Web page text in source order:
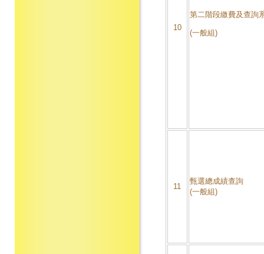
10
第二階段繳費及查詢
(一般組)
11
甄選總成績查詢
(一般組)